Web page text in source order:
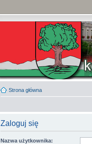
Strona główna
Zaloguj się
Nazwa użytkownika: